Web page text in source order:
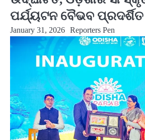
ପର୍ଯ୍ୟଟନ ବୈଭବ ପ୍ରଦର୍ଶିତ
January 31, 2026 Reporters Pen